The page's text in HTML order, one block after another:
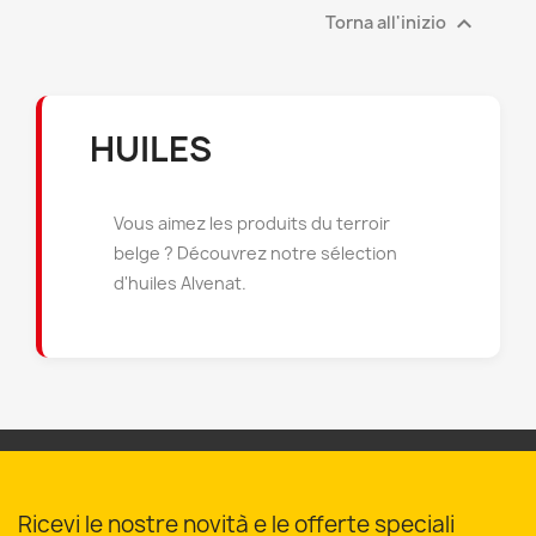
Torna all'inizio 
HUILES
Vous aimez les produits du terroir
belge ? Découvrez notre sélection
d'huiles Alvenat.
Ricevi le nostre novità e le offerte speciali